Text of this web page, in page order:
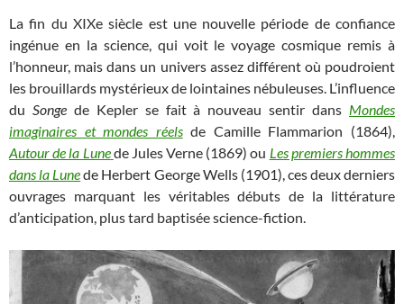
La fin du XIXe siècle est une nouvelle période de confiance
ingénue en la science, qui voit le voyage cosmique remis à
l’honneur, mais dans un univers assez différent où poudroient
les brouillards mystérieux de lointaines nébuleuses. L’influence
du Songede Kepler se fait à nouveau sentir dans Mondes
imaginaires et mondes réelsde Camille Flammarion (1864),
Autour de la Lunede Jules Verne (1869) ou Les premiers hommes
dans la Lunede Herbert George Wells (1901), ces deux derniers
ouvrages marquant les véritables débuts de la littérature
d’anticipation, plus tard baptisée science-fiction.